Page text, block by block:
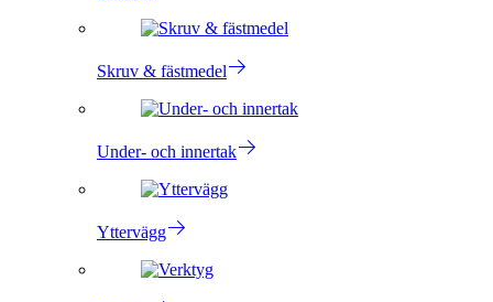
Skruv & fästmedel
Under- och innertak
Yttervägg